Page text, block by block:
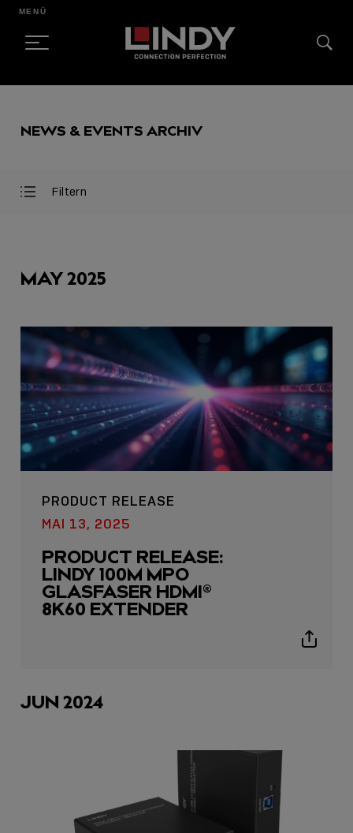
CONTENT
MENÜ
NEWS & EVENTS ARCHIV
Filter
Filter
Filtern
AUSGEWÄHLT
USB C
USB-C ÜBER LANGE
DISTANZEN: AKTIVE
USB-C-KABEL FÜR
STABILE 10 GBIT/S BIS
MAY 2025
PRODUCT RELEASE
MAI 13, 2025
PRODUCT RELEASE:
LINDY 100M MPO
GLASFASER HDMI®
8K60 EXTENDER
Show
JUN 2024